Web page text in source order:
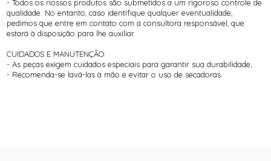
- Todos os nossos produtos são submetidos a um rigoroso controle de
qualidade. No entanto, caso identifique qualquer eventualidade,
pedimos que entre em contato com a consultora responsável, que
estará à disposição para lhe auxiliar.
CUIDADOS E MANUTENÇÃO
- As peças exigem cuidados especiais para garantir sua durabilidade;
- Recomenda-se lavá-las à mão e evitar o uso de secadoras.